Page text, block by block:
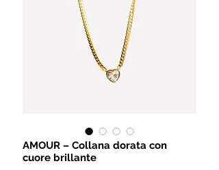
AMOUR – Collana dorata con
cuore brillante